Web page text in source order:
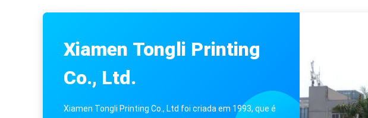
Caixa de cartão biodegradável para produtos eletrónicos
Caixa de presente de papel de embalagem laranja Caixa de cartão retangular FSC
Xiamen Tongli Printing
Co., Ltd.
Xiamen Tongli Printing Co., Ltd foi criada em 1993, que é